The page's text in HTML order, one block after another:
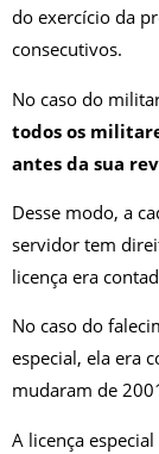
do exercício da
consecutivos.
No caso do
todos os
antes da sua
Desse modo, a
servidor tem
licença era
No caso do
especial, ela era
mudaram de
A licença